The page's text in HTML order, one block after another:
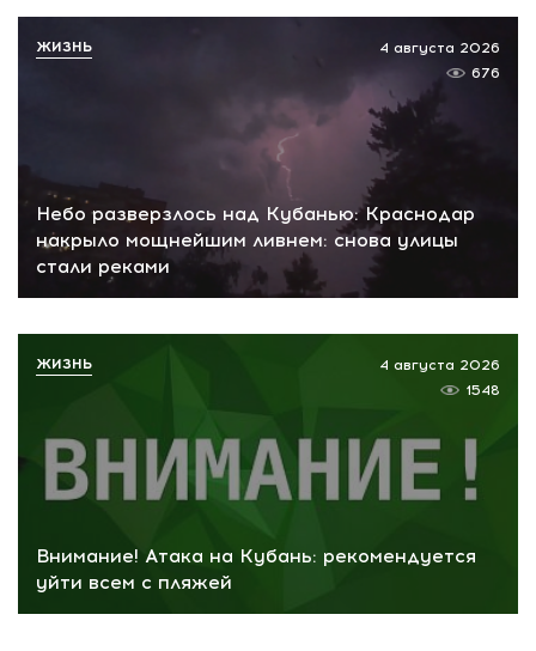
Небо разверзлось над Кубанью: Краснодар
накрыло мощнейшим ливнем: снова улицы
стали реками
4 августа 2026
676
ЖИЗНЬ
Внимание! Атака на Кубань: рекомендуется
уйти всем с пляжей
4 августа 2026
1548
ЖИЗНЬ